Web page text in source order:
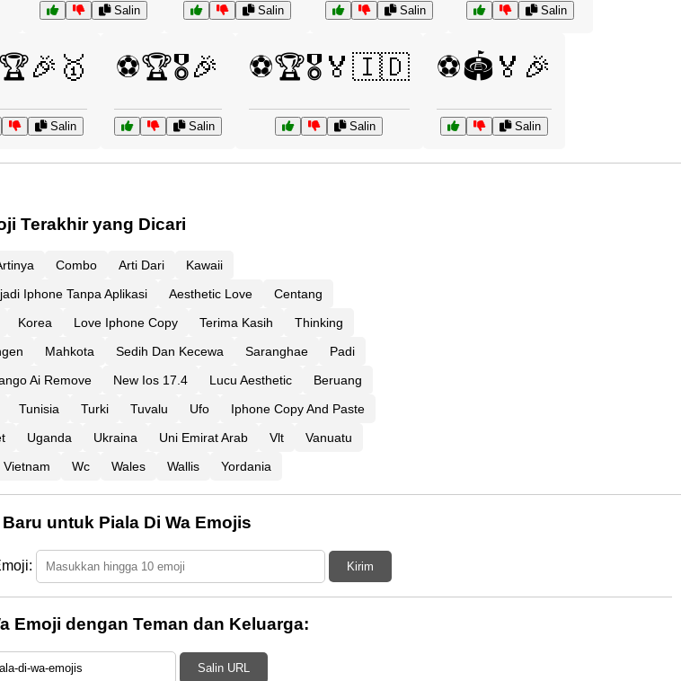
Salin Salin Salin Salin
Salin
⚽🏆🎖️🎉
Salin
⚽🏆🎖️🏅🇮🇩
Salin
⚽🏟️🏅🎉
Salin
Terakhir yang Dicari
Combo Arti Dari
Kawaii
Iphone Tanpa Aplikasi
Aesthetic Love
Centang
Korea Love Iphone Copy Terima Kasih
Thinking
Mahkota Sedih Dan Kecewa Saranghae
Padi
Ai Remove New Ios 17.4 Lucu Aesthetic
Beruang
Tunisia Turki Tuvalu Ufo
Iphone Copy And Paste
Uganda Ukraina Uni Emirat Arab Vlt
Vanuatu
Vietnam Wc Wales Wallis Yordania
untuk Piala Di Wa Emojis
Kirim
Emoji dengan Teman dan Keluarga:
Salin URL